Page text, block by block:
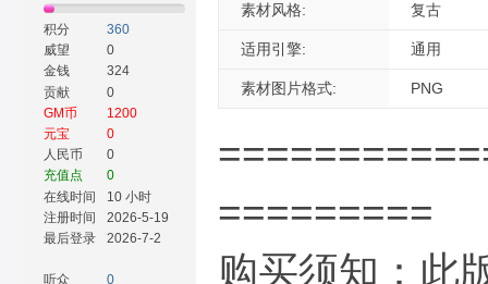
积分
360
威望
0
金钱
324
贡献
0
GM币
1200
元宝
0
人民币
0
充值点
0
在线时间
10 小时
注册时间
2026-5-19
最后登录
2026-7-2
听众 0
素材风格: 复古
适用引擎: 通用
素材图片格式: PNG
=========
购买须知：此